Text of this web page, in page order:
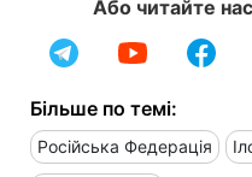
Або читайте
Більше по темі:
Російська Федерація